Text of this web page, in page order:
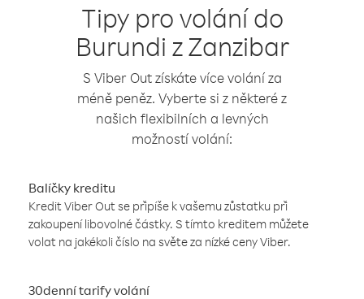
Tipy pro volání do
Burundi z Zanzibar
S Viber Out získáte více volání za
méně peněz. Vyberte si z některé z
našich flexibilních a levných
možností volání:
Balíčky kreditu
Kredit Viber Out se připíše k vašemu zůstatku při
zakoupení libovolné částky. S tímto kreditem můžete
volat na jakékoli číslo na světe za nízké ceny Viber.
30denní tarify volání